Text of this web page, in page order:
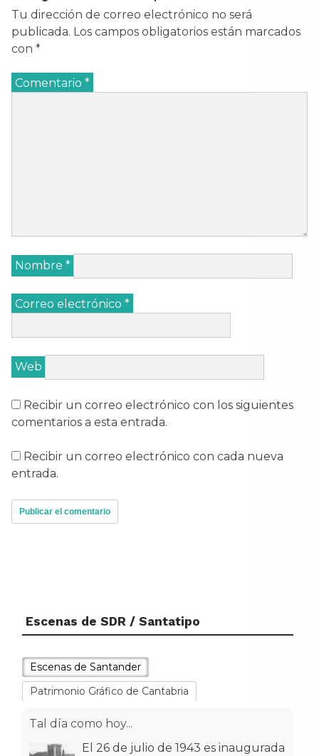
Tu dirección de correo electrónico no será
publicada. Los campos obligatorios están marcados
con *
Comentario *
Nombre *
Correo electrónico *
Web
Recibir un correo electrónico con los siguientes
comentarios a esta entrada.
Recibir un correo electrónico con cada nueva
entrada.
Escenas de SDR / Santatipo
Escenas de Santander
Patrimonio Gráfico de Cantabria
Tal día como hoy...
El 26 de julio de 1943 es inaugurada